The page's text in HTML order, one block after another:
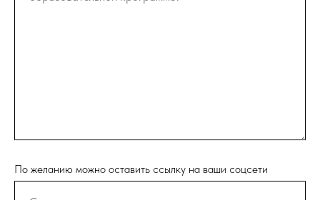
По желанию можно оставить ссылку на ваши соцсети